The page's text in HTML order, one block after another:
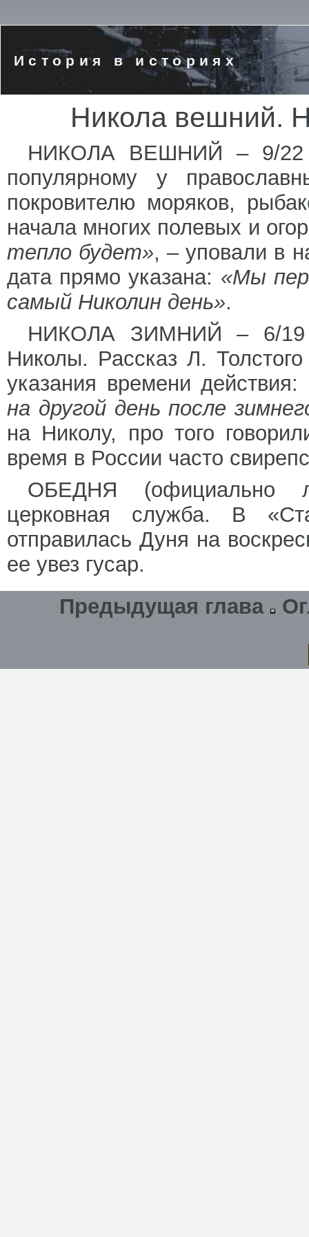
История в историях
Никола вешний.
НИКОЛА ВЕШНИЙ – 9/22
популярному у
покровителю моряков,
начала многих полевых и
тепло будет», – уповали в
дата прямо указана: «Мы
самый Николин день».
НИКОЛА ЗИМНИЙ – 6/19
Николы. Рассказ Л.
указания времени действия:
на другой день после
на Николу, про того
время в России часто
ОБЕДНЯ (официально
церковная служба. В
отправилась Дуня на
ее увез гусар.
Предыдущая глава